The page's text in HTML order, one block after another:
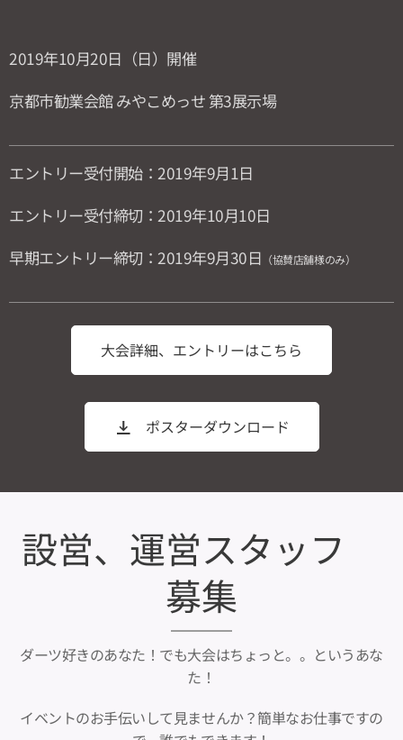
2019年10月20日（日）開催
京都市勧業会館 みやこめっせ 第3展示場
エントリー受付開始：2019年9月1日
エントリー受付締切：2019年10月10日
早期エントリー締切：2019年9月30日 （協賛店舗様のみ）
大会詳細、エントリーはこちら
ポスターダウンロード
設営、運営スタッフ
募集
ダーツ好きのあなた！でも大会はちょっと。。というあな
た！
イベントのお手伝いして見ませんか？簡単なお仕事ですの